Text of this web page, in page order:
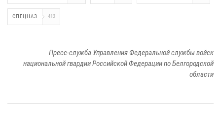
СПЕЦНАЗ 413
Пресс-служба Управления Федеральной службы войск
национальной гвардии Российской Федерации по Белгородской
области